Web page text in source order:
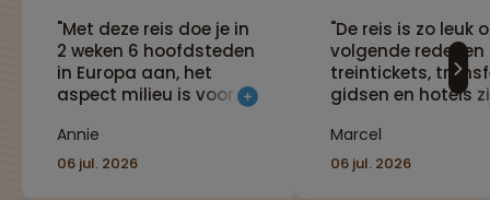
"Met deze reis doe je in
2 weken 6 hoofdsteden
in Europa aan, het
aspect milieu is voor
ziet in een relatief korte
tijd heel veel!"
Annie
06 jul. 2026
"De reis is zo leuk
volgende redenen
treintickets,
gidsen en hotels
De hotels zijn
met goede
Marcel
06 jul. 2026